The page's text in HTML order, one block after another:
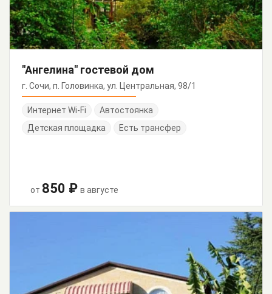
"Ангелина" гостевой дом
г. Сочи, п. Головинка, ул. Центральная, 98/1
Интернет Wi-Fi
Автостоянка
Детская площадка
Есть трансфер
от 850 ₽ в августе